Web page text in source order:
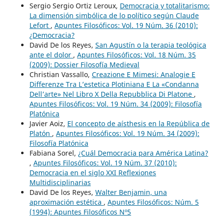
Sergio Sergio Ortiz Leroux, Democracia y totalitarismo:
La dimensión simbólica de lo político según Claude
Lefort , Apuntes Filosóficos: Vol. 19 Núm. 36 (2010):
¿Democracia?
David De los Reyes, San Agustín o la terapia teológica
ante el dolor , Apuntes Filosóficos: Vol. 18 Núm. 35
(2009): Dossier Filosofía Medieval
Christian Vassallo, Creazione E Mimesi: Analogie E
Differenze Tra L’estetica Plotiniana E La «Condanna
Dell’arte» Nel Libro X Della Repubblica Di Platone ,
Apuntes Filosóficos: Vol. 19 Núm. 34 (2009): Filosofía
Platónica
Javier Aoiz, El concepto de aísthesis en la República de
Platón , Apuntes Filosóficos: Vol. 19 Núm. 34 (2009):
Filosofía Platónica
Fabiana Sorel, ¿Cuál Democracia para América Latina?
, Apuntes Filosóficos: Vol. 19 Núm. 37 (2010):
Democracia en el siglo XXI Reflexiones
Multidisciplinarias
David De los Reyes, Walter Benjamin, una
aproximación estética , Apuntes Filosóficos: Núm. 5
(1994): Apuntes Filosóficos Nº5